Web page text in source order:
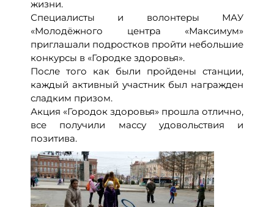
жизни.
Специалисты и волонтеры МАУ
«Молодёжного центра «Максимум»
приглашали подростков пройти небольшие
конкурсы в «Городке здоровья».
После того как были пройдены станции,
каждый активный участник был награжден
сладким призом.
Акция «Городок здоровья» прошла отлично,
все получили массу удовольствия и
позитива.